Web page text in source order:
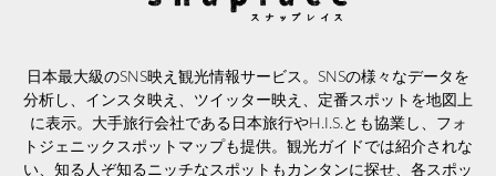
日本最大級のSNS映え観光情報サービス。SNSの様々なデータを
分析し、インスタ映え、ツイッター映え、定番スポットを地図上
に表示。大手旅行会社である日本旅行やH.I.S.とも協業し、フォ
トジェニックスポットマップも提供。観光ガイドでは紹介されな
い、知る人ぞ知るニッチなスポットもカンタンに探せ、各スポッ